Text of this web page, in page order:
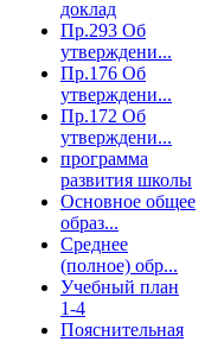
доклад
Пр.293 Об
утверждени...
Пр.176 Об
утверждени...
Пр.172 Об
утверждени...
программа
развития школы
Основное общее
образ...
Среднее
(полное) обр...
Учебный план
1-4
Пояснительная